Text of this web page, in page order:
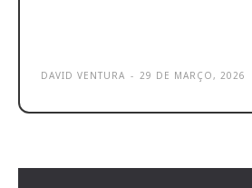
DAVID VENTURA - 29 DE MARÇO, 2026